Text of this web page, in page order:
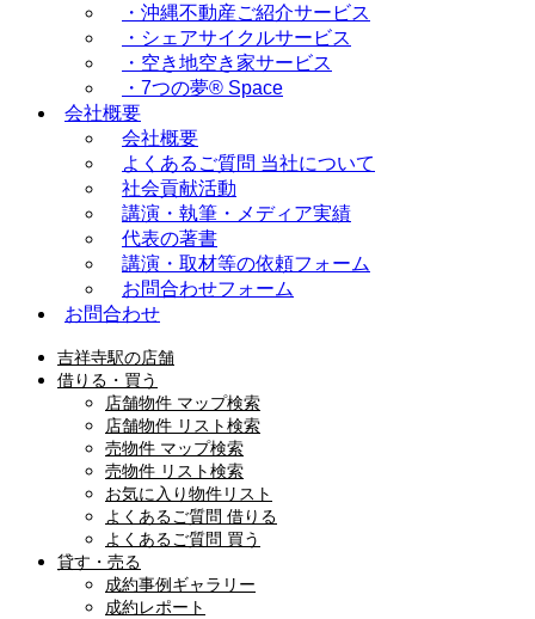
・沖縄不動産ご紹介サービス
・シェアサイクルサービス
・空き地空き家サービス
・7つの夢® Space
会社概要
会社概要
よくあるご質問 当社について
社会貢献活動
講演・執筆・メディア実績
代表の著書
講演・取材等の依頼フォーム
お問合わせフォーム
お問合わせ
吉祥寺駅の店舗
借りる・買う
店舗物件 マップ検索
店舗物件 リスト検索
売物件 マップ検索
売物件 リスト検索
お気に入り物件リスト
よくあるご質問 借りる
よくあるご質問 買う
貸す・売る
成約事例ギャラリー
成約レポート